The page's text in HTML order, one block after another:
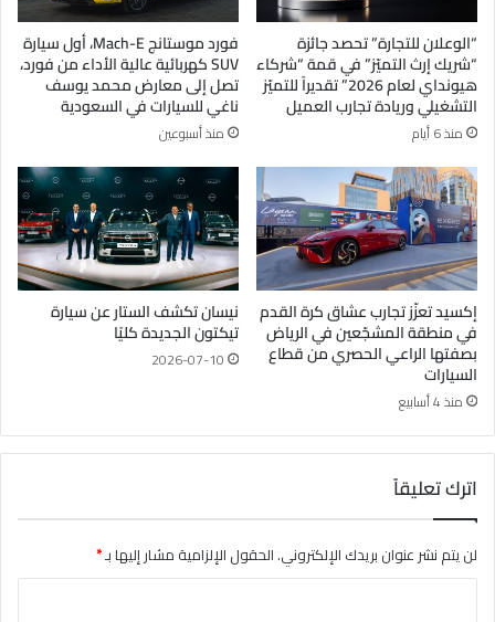
“الوعلان للتجارة” تحصد جائزة
“شريك إرث التميّز” في قمة “شركاء
هيونداي لعام 2026” تقديراً للتميّز
التشغيلي وريادة تجارب العميل
منذ 6 أيام
فورد موستانج Mach-E، أول سيارة
SUV كهربائية عالية الأداء من فورد،
تصل إلى معارض محمد يوسف
ناغي للسيارات في السعودية
منذ أسبوعين
إكسيد تعزّز تجارب عشاق كرة القدم
في منطقة المشجّعين في الرياض
بصفتها الراعي الحصري من قطاع
السيارات
منذ 4 أسابيع
نيسان تكشف الستار عن سيارة
تيكتون الجديدة كليًا
2026-07-10
اترك تعليقاً
لن يتم نشر عنوان بريدك الإلكتروني.الحقول الإلزامية مشار إليها بـ*